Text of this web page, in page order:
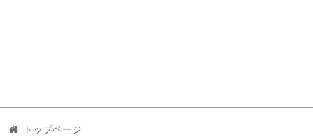
トップページ